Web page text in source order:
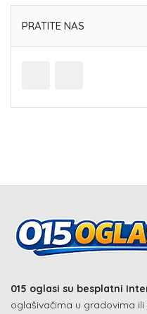
PRATITE NAS
015 oglasi su besplatni
oglašivačima u gradovima